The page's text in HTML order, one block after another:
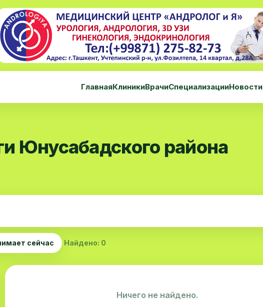
ГлавнаяКлиникиВрачиСпециализацииНовости
Юнусабадского района
сейчас Найдено: 0
Ничего не найдено.